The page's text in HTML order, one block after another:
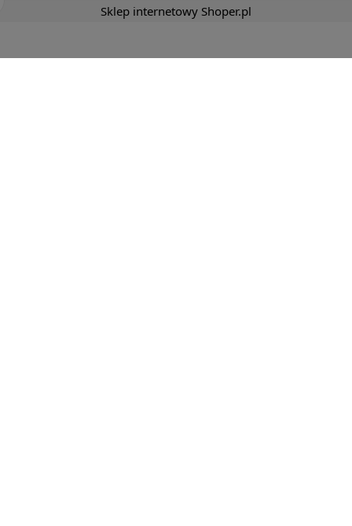
Sklep internetowy Shoper.pl